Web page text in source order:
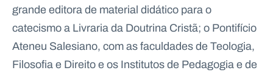
grande editora de material didático para o
catecismo a Livraria da Doutrina Cristã; o Pontifício
Ateneu Salesiano, com as faculdades de Teologia,
Filosofia e Direito e os Institutos de Pedagogia e de